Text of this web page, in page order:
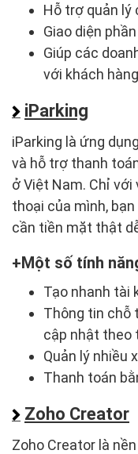
Hỗ trợ quản lý
Giao diện
Giúp các
với khách
iParking
iParking là ứng
và hỗ trợ thanh
ở Việt Nam. Chỉ
thoại của mình,
cần tiền mặt thật
Một số tính
Tạo nhanh tài
Thông tin chỗ
cập nhật theo
Quản lý nhiều
Thanh toán
Zoho Creator
Zoho Creator là